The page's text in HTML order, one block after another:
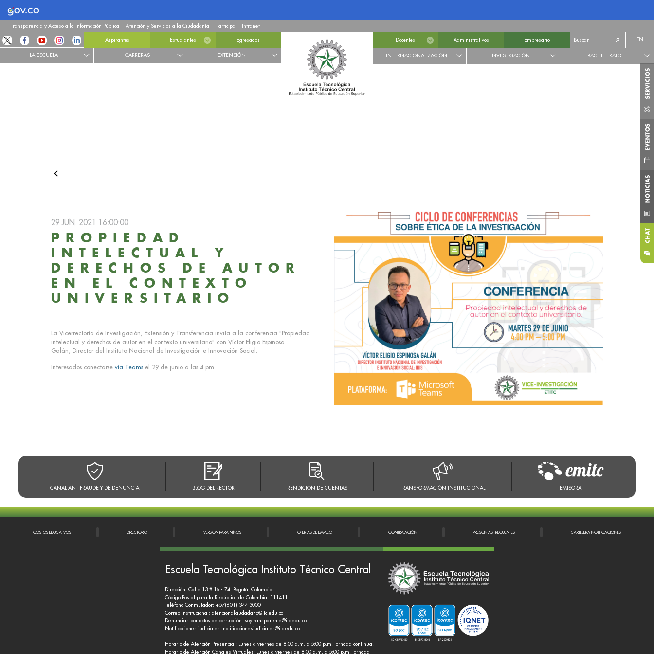
Logo Gobierno de Colombia
Transparencia y Acceso a la Información Pública Atención y Servicios a la Ciudadanía Participa Intranet
Aspirantes Estudiantes Egresados
LA ESCUELA CARRERAS EXTENSIÓN
Docentes Administrativos Empresario EN
INTERNACIONALIZACIÓN INVESTIGACIÓN BACHILLERATO
CANAL ANTIFRAUDE Y DE DENUNCIA BLOG DEL RECTOR RENDICIÓN DE CUENTAS TRANSFORMACIÓN INSTITUCIONAL EMISORA
29 JUN. 2021 16:00:00
PROPIEDAD
INTELECTUAL Y
DERECHOS DE AUTOR
EN EL CONTEXTO
UNIVERSITARIO
La Vicerrectoría de Investigación, Extensión y Transferencia invita a la conferencia "Propiedad
intelectual y derechos de autor en el contexto universitario" con Víctor Eligio Espinosa
Galán, Director del Instituto Nacional de Investigación e Innovación Social.
Interesados conectarse vía Teamsel 29 de junio a las 4 pm.
COSTOS EDUCATIVOS DIRECTORIO VERSION PARA NIÑOS OFERTAS DE EMPLEO CONTRATACIÓN PREGUNTAS FRECUENTES CARTELERA NOTIFICACIONES
Escuela Tecnológica Instituto Técnico Central
Dirección: Calle 13 # 16 - 74. Bogotá, Colombia
Código Postal para la República de Colombia: 111411
Teléfono Conmutador: +57(601) 344 3000
Correo Institucional: atencionalciudadano@itc.edu.co
Denuncias por actos de corrupción: soytransparente@itc.edu.co
Notificaciones judiciales: notificacionesjudiciales@itc.edu.co
Horario de Atención Presencial: Lunes a viernes de 8:00 a.m. a 5:00 p.m. jornada continua.
Horario de Atención Canales Virtuales: Lunes a viernes de 8:00 a.m. a 5:00 p.m. jornada